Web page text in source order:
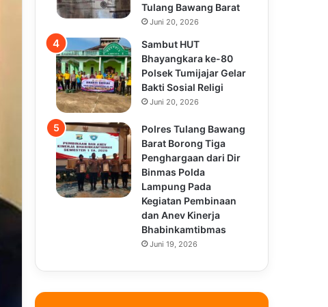
Tulang Bawang Barat
Juni 20, 2026
Sambut HUT
Bhayangkara ke-80
Polsek Tumijajar Gelar
Bakti Sosial Religi
Juni 20, 2026
Polres Tulang Bawang
Barat Borong Tiga
Penghargaan dari Dir
Binmas Polda
Lampung Pada
Kegiatan Pembinaan
dan Anev Kinerja
Bhabinkamtibmas
Juni 19, 2026